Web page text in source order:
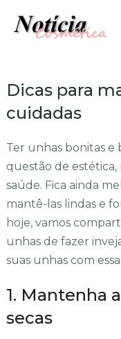
Dicas para
cuidadas
Ter unhas bonitas e
questão de estética,
saúde. Fica ainda
mantê-las lindas e
hoje, vamos
unhas de fazer
suas unhas com
1. Mantenha
secas